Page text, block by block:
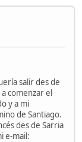
salir des de
comenzar el
y a mi
de Santiago.
des de Sarria
e-mail: